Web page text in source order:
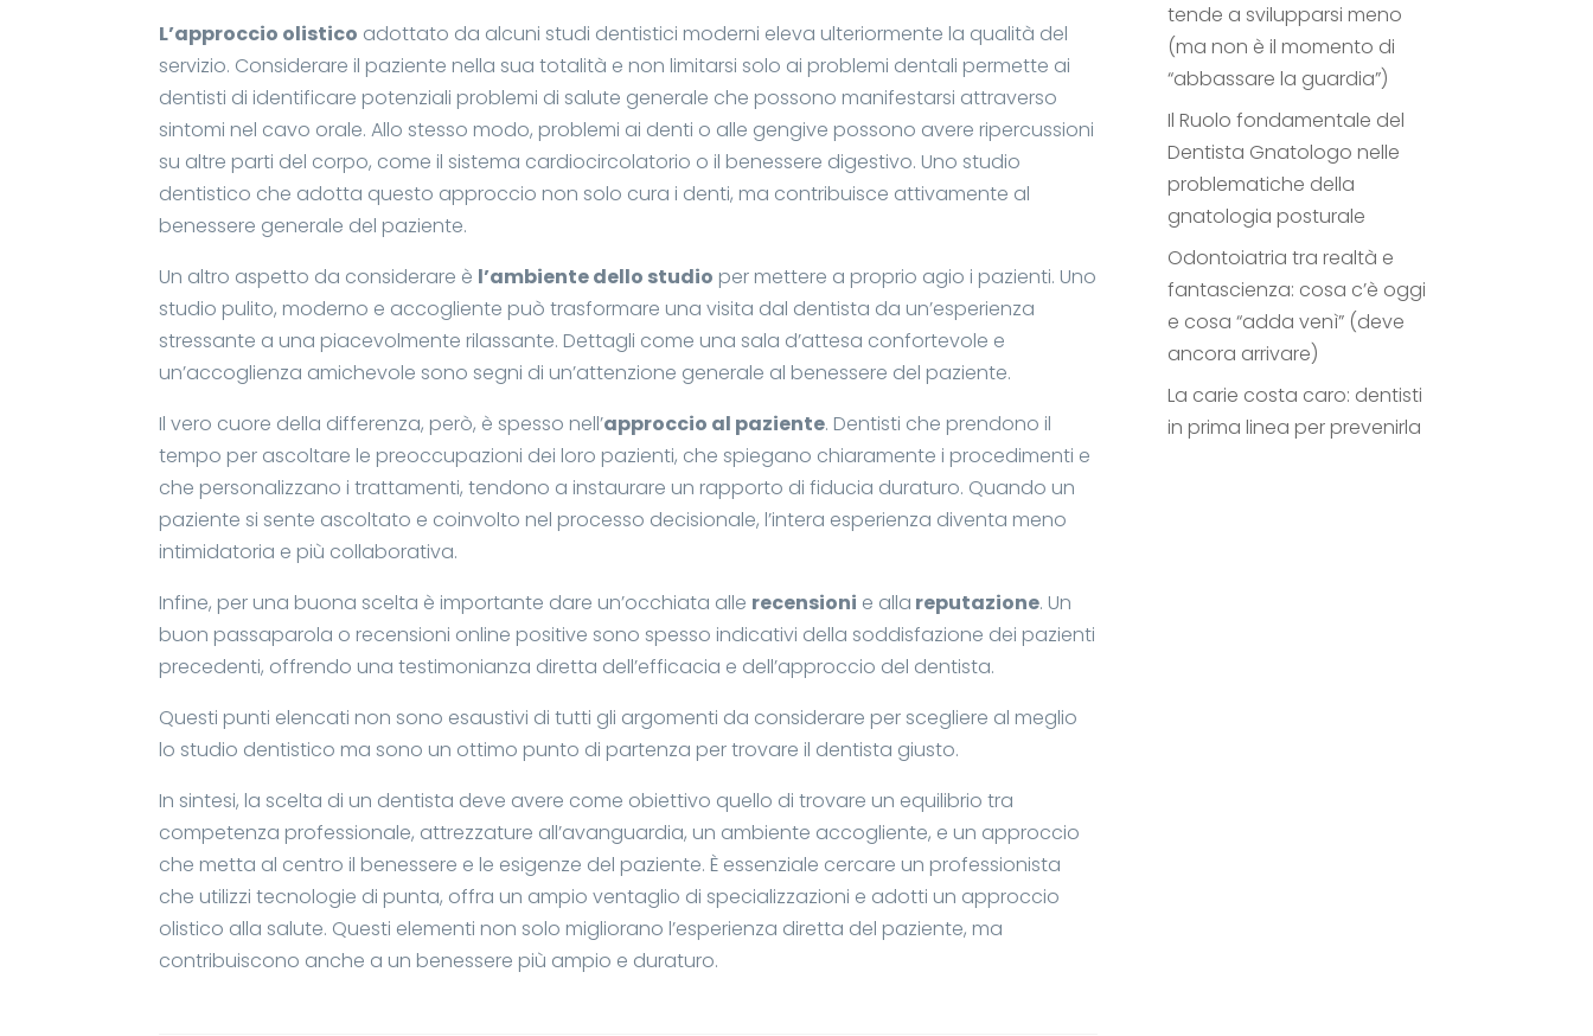
L’approccio olistico adottato da alcuni studi dentistici moderni eleva ulteriormente la qualità del
servizio. Considerare il paziente nella sua totalità e non limitarsi solo ai problemi dentali permette ai
dentisti di identificare potenziali problemi di salute generale che possono manifestarsi attraverso
sintomi nel cavo orale. Allo stesso modo, problemi ai denti o alle gengive possono avere ripercussioni
su altre parti del corpo, come il sistema cardiocircolatorio o il benessere digestivo. Uno studio
dentistico che adotta questo approccio non solo cura i denti, ma contribuisce attivamente al
benessere generale del paziente.
Un altro aspetto da considerare è l’ambiente dello studio per mettere a proprio agio i pazienti. Uno
studio pulito, moderno e accogliente può trasformare una visita dal dentista da un’esperienza
stressante a una piacevolmente rilassante. Dettagli come una sala d’attesa confortevole e
un’accoglienza amichevole sono segni di un’attenzione generale al benessere del paziente.
Il vero cuore della differenza, però, è spesso nell’approccio al paziente. Dentisti che prendono il
tempo per ascoltare le preoccupazioni dei loro pazienti, che spiegano chiaramente i procedimenti e
che personalizzano i trattamenti, tendono a instaurare un rapporto di fiducia duraturo. Quando un
paziente si sente ascoltato e coinvolto nel processo decisionale, l’intera esperienza diventa meno
intimidatoria e più collaborativa.
Infine, per una buona scelta è importante dare un’occhiata alle recensioni e alla reputazione. Un
buon passaparola o recensioni online positive sono spesso indicativi della soddisfazione dei pazienti
precedenti, offrendo una testimonianza diretta dell’efficacia e dell’approccio del dentista.
Questi punti elencati non sono esaustivi di tutti gli argomenti da considerare per scegliere al meglio
lo studio dentistico ma sono un ottimo punto di partenza per trovare il dentista giusto.
In sintesi, la scelta di un dentista deve avere come obiettivo quello di trovare un equilibrio tra
competenza professionale, attrezzature all’avanguardia, un ambiente accogliente, e un approccio
che metta al centro il benessere e le esigenze del paziente. È essenziale cercare un professionista
che utilizzi tecnologie di punta, offra un ampio ventaglio di specializzazioni e adotti un approccio
olistico alla salute. Questi elementi non solo migliorano l’esperienza diretta del paziente, ma
contribuiscono anche a un benessere più ampio e duraturo.
tende a svilupparsi meno
(ma non è il momento di
“abbassare la guardia”)
Il Ruolo fondamentale del
Dentista Gnatologo nelle
problematiche della
gnatologia posturale
Odontoiatria tra realtà e
fantascienza: cosa c’è oggi
e cosa “adda venì” (deve
ancora arrivare)
La carie costa caro: dentisti
in prima linea per prevenirla